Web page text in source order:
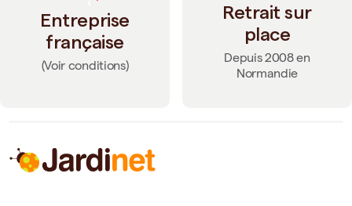
Entreprise
française
(Voir conditions)
Retrait sur
place
Depuis 2008 en
Normandie